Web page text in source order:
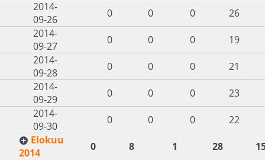
2014-
09-26
0 0 0
26
2014-
09-27
0 0 0
19
2014-
09-28
0 0 0
21
2014-
09-29
0 0 0
23
2014-
09-30
0 0 0
22
Elokuu
2014
0 8 1 28